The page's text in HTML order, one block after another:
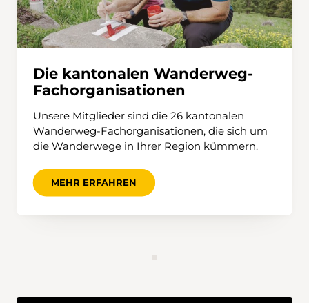
Die kantonalen Wanderweg-
Fachorganisationen
Unsere Mitglieder sind die 26 kantonalen
Wanderweg-Fachorganisationen, die sich um
die Wanderwege in Ihrer Region kümmern.
MEHR ERFAHREN